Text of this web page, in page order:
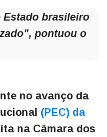
Estado brasileiro
pontuou o
no avanço da
(PEC) da
na Câmara dos